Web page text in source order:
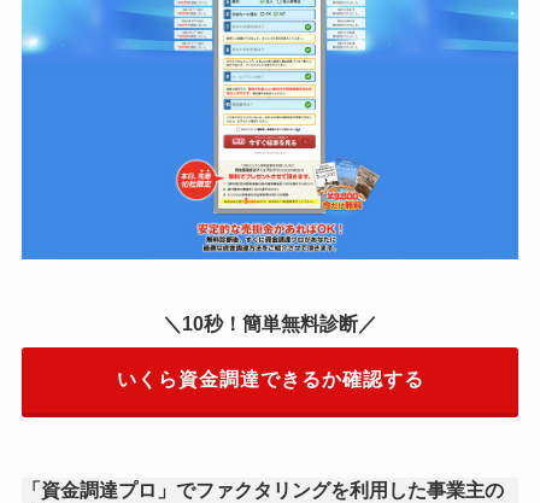
＼10秒！簡単無料診断／
いくら資金調達できるか確認する
「資金調達プロ」でファクタリングを利用した事業主の